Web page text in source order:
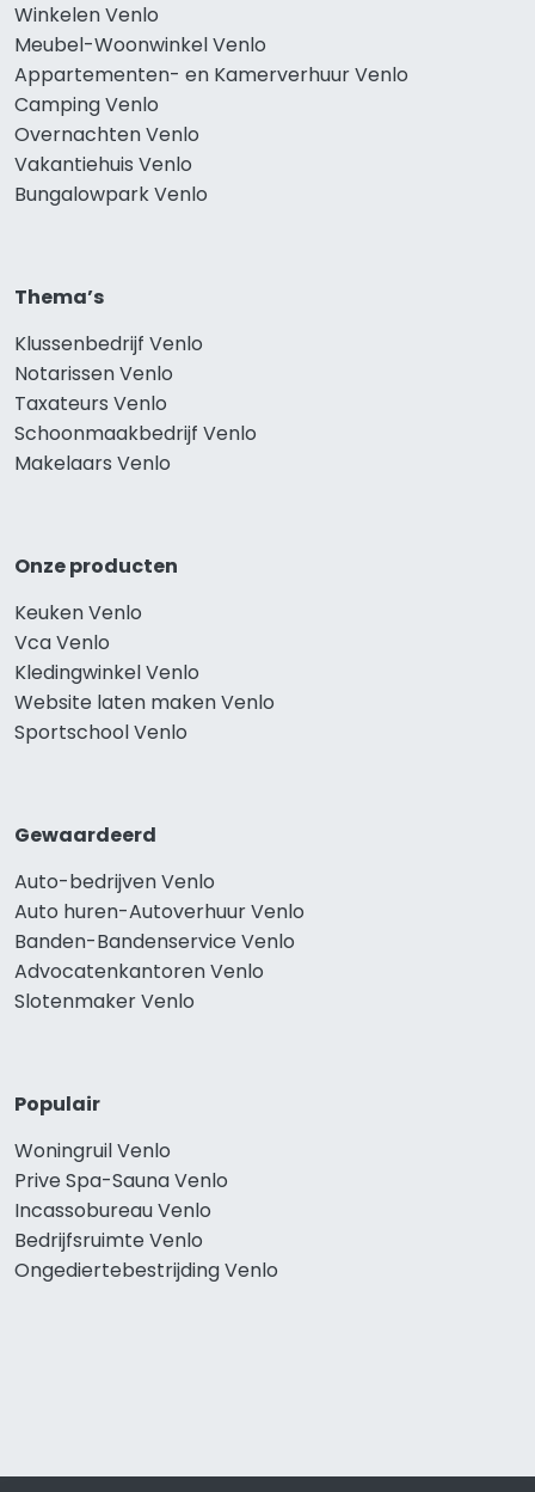
Winkelen Venlo
Meubel-Woonwinkel Venlo
Appartementen- en Kamerverhuur Venlo
Camping Venlo
Overnachten Venlo
Vakantiehuis Venlo
Bungalowpark Venlo
Thema’s
Klussenbedrijf Venlo
Notarissen Venlo
Taxateurs Venlo
Schoonmaakbedrijf Venlo
Makelaars Venlo
Onze producten
Keuken Venlo
Vca Venlo
Kledingwinkel Venlo
Website laten maken Venlo
Sportschool Venlo
Gewaardeerd
Auto-bedrijven Venlo
Auto huren-Autoverhuur Venlo
Banden-Bandenservice Venlo
Advocatenkantoren Venlo
Slotenmaker Venlo
Populair
Woningruil Venlo
Prive Spa-Sauna Venlo
Incassobureau Venlo
Bedrijfsruimte Venlo
Ongediertebestrijding Venlo